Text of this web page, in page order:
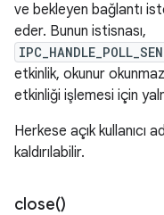
ve bekleyen bağlantı
eder. Bunun istisnası,
etkinlik, okunur
etkinliği işlemesi için
Herkese açık kullanıcı
kaldırılabilir.
close()